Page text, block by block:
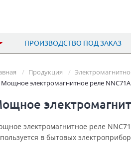
ПРОИЗВОДСТВО ПОД ЗАКАЗ
Продукция
Мощное электромагнитное реле NNC71A
электромагнитное реле
в бытовых